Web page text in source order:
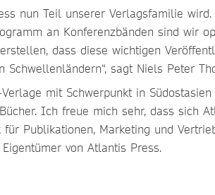
nun Teil unserer Verlagsfamilie
an Konferenzbänden sind wir
dass diese wichtigen
sagt Niels Peter
mit Schwerpunkt in
Ich freue mich sehr, dass sich
Publikationen, Marketing und
von Atlantis Press.